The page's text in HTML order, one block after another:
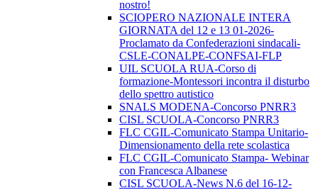
nostro!
SCIOPERO NAZIONALE INTERA
GIORNATA del 12 e 13 01-2026-
Proclamato da Confederazioni sindacali-
CSLE-CONALPE-CONFSAI-FLP
UIL SCUOLA RUA-Corso di
formazione-Montessori incontra il disturbo
dello spettro autistico
SNALS MODENA-Concorso PNRR3
CISL SCUOLA-Concorso PNRR3
FLC CGIL-Comunicato Stampa Unitario-
Dimensionamento della rete scolastica
FLC CGIL-Comunicato Stampa- Webinar
con Francesca Albanese
CISL SCUOLA-News N.6 del 16-12-